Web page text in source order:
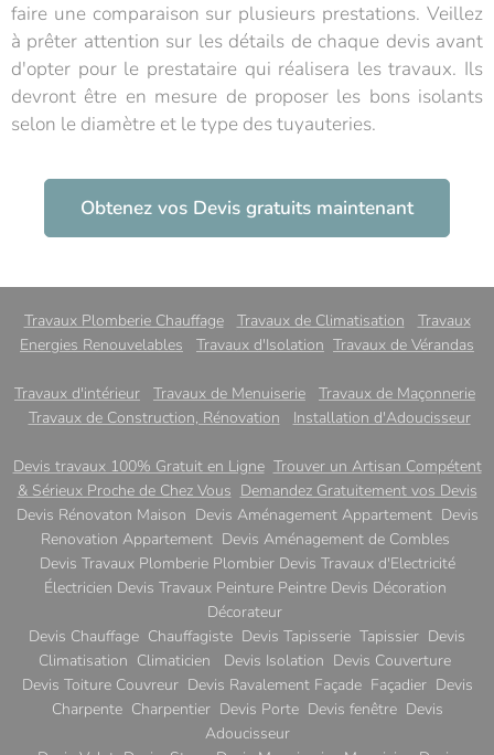
faire une comparaison sur plusieurs prestations. Veillez
à prêter attention sur les détails de chaque devis avant
d'opter pour le prestataire qui réalisera les travaux. Ils
devront être en mesure de proposer les bons isolants
selon le diamètre et le type des tuyauteries.
Obtenez vos Devis gratuits maintenant
Travaux Plomberie Chauffage Travaux de Climatisation
Travaux
Energies Renouvelables
Travaux d'Isolation Travaux de Vérandas
Travaux d'intérieur Travaux de Menuiserie
Travaux de Maçonnerie
Travaux de Construction, Rénovation
Installation d'Adoucisseur
Devis travaux 100% Gratuit en Ligne Trouver un Artisan Compétent
& Sérieux Proche de Chez Vous Demandez Gratuitement vos Devis
Devis Rénovaton Maison Devis Aménagement Appartement Devis
Renovation Appartement Devis Aménagement de Combles
Devis Travaux Plomberie Plombier Devis Travaux d'Electricité
Électricien Devis Travaux Peinture Peintre Devis Décoration
Décorateur
Devis Chauffage Chauffagiste Devis Tapisserie Tapissier Devis
Climatisation Climaticien Devis Isolation Devis Couverture
Devis Toiture Couvreur Devis Ravalement Façade Façadier Devis
Charpente Charpentier Devis Porte Devis fenêtre Devis
Adoucisseur